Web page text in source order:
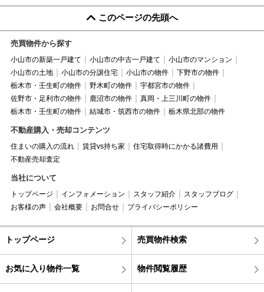
このページの先頭へ
売買物件から探す
小山市の新築一戸建て 小山市の中古一戸建て
小山市のマンション
小山市の土地
小山市の分譲住宅 小山市の物件
下野市の物件
栃木市・壬生町の物件
野木町の物件
宇都宮市の物件
佐野市・足利市の物件
鹿沼市の物件
真岡・上三川町の物件
栃木市・壬生町の物件
結城市・筑西市の物件 栃木県北部の物件
不動産購入・売却コンテンツ
住まいの購入の流れ 賃貸vs持ち家
住宅取得時にかかる諸費用
不動産売却査定
当社について
トップページ インフォメーション スタッフ紹介
スタッフブログ
お客様の声
会社概要 お問合せ プライバシーポリシー
トップページ 売買物件検索
お気に入り物件一覧 物件閲覧履歴